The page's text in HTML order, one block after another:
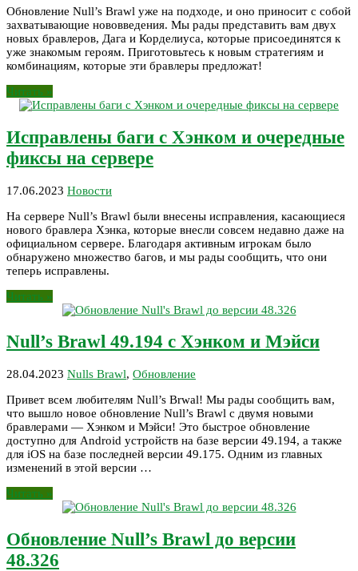
Обновление Null’s Brawl уже на подходе, и оно приносит с собой
захватывающие нововведения. Мы рады представить вам двух
новых бравлеров, Дага и Корделиуса, которые присоединятся к
уже знакомым героям. Приготовьтесь к новым стратегиям и
комбинациям, которые эти бравлеры предложат!
Читать »
Исправлены баги с Хэнком и очередные
фиксы на сервере
17.06.2023 Новости
На сервере Null’s Brawl были внесены исправления, касающиеся
нового бравлера Хэнка, которые внесли совсем недавно даже на
официальном сервере. Благодаря активным игрокам было
обнаружено множество багов, и мы рады сообщить, что они
теперь исправлены.
Читать »
Null’s Brawl 49.194 с Хэнком и Мэйси
28.04.2023 Nulls Brawl, Обновление
Привет всем любителям Null’s Brwal! Мы рады сообщить вам,
что вышло новое обновление Null’s Brawl с двумя новыми
бравлерами — Хэнком и Мэйси! Это быстрое обновление
доступно для Android устройств на базе версии 49.194, а также
для iOS на базе последней версии 49.175. Одним из главных
изменений в этой версии …
Читать »
Обновление Null’s Brawl до версии
48.326